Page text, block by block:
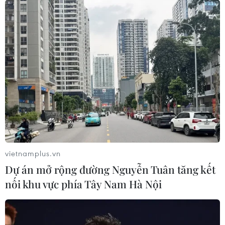
vietnamplus.vn
Dự án mở rộng đường Nguyễn Tuân tăng kết
nối khu vực phía Tây Nam Hà Nội